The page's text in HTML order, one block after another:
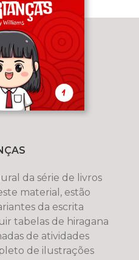
da série de livros
material, estão
da escrita
tabelas de hiragana
de atividades
de ilustrações